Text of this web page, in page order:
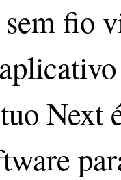
fio
Next